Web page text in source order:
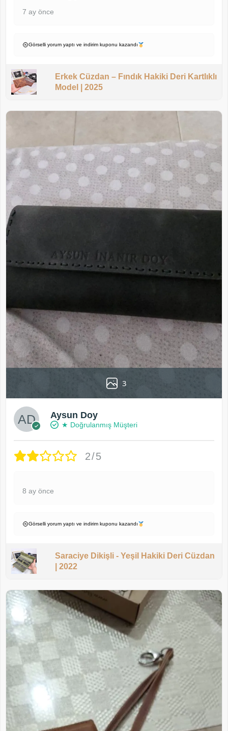
7 ay önce
Görselli yorum yaptı ve indirim kuponu kazandı
Erkek Cüzdan – Fındık Hakiki Deri Kartlıklı
Model | 2025
3
Aysun Doy
★ Doğrulanmış Müşteri
2/5
8 ay önce
Görselli yorum yaptı ve indirim kuponu kazandı
Saraciye Dikişli - Yeşil Hakiki Deri Cüzdan
| 2022